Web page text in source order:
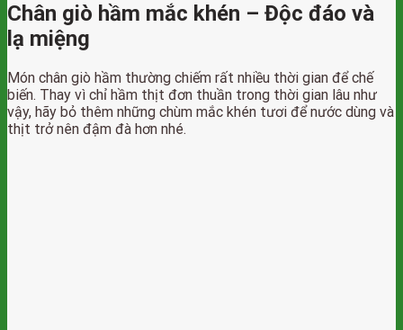
Chân giò hầm mắc khén – Độc đáo và
lạ miệng
Món chân giò hầm thường chiếm rất nhiều thời gian để chế
biến. Thay vì chỉ hầm thịt đơn thuần trong thời gian lâu như
vậy, hãy bỏ thêm những chùm mắc khén tươi để nước dùng và
thịt trở nên đậm đà hơn nhé.